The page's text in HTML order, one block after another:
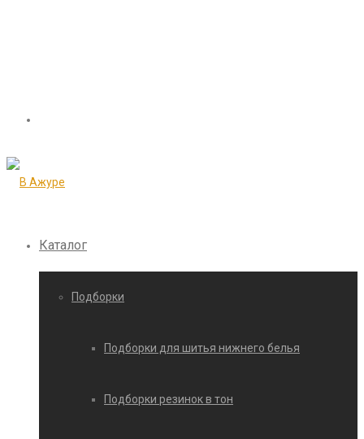
Каталог
Подборки
Подборки для шитья нижнего белья
Подборки резинок в тон